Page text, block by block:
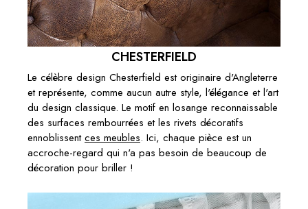
CHESTERFIELD
Le célèbre design Chesterfield est originaire d'Angleterre
et représente, comme aucun autre style, l'élégance et l'art
du design classique. Le motif en losange reconnaissable
des surfaces rembourrées et les rivets décoratifs
ennoblissentces meubles. Ici, chaque pièce est un
accroche-regard qui n'a pas besoin de beaucoup de
décoration pour briller !